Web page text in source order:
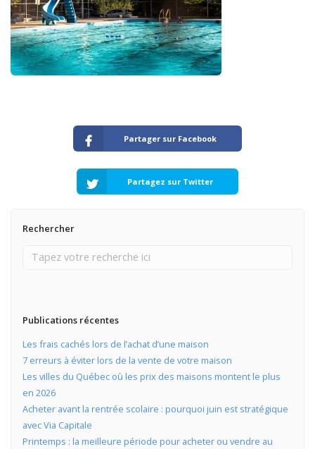
Partager sur Facebook
Partagez sur Twitter
Rechercher
Publications récentes
Les frais cachés lors de l’achat d’une maison
7 erreurs à éviter lors de la vente de votre maison
Les villes du Québec où les prix des maisons montent le plus
en 2026
Acheter avant la rentrée scolaire : pourquoi juin est stratégique
avec Via Capitale
Printemps : la meilleure période pour acheter ou vendre au